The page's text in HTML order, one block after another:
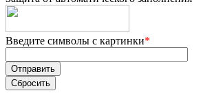
Введите символы с картинки*